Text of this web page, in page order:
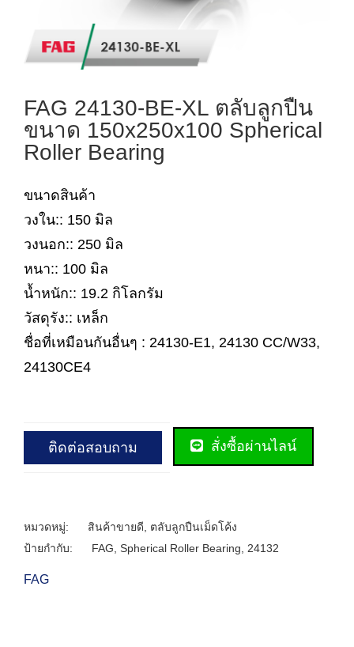
FAG 24130-BE-XL ตลับลูกปืน
ขนาด 150x250x100 Spherical
Roller Bearing
ขนาดสินค้า
วงใน:: 150 มิล
วงนอก:: 250 มิล
หนา:: 100 มิล
น้ำหนัก:: 19.2 กิโลกรัม
วัสดุรัง:: เหล็ก
ชื่อที่เหมือนกันอื่นๆ : 24130-E1, 24130 CC/W33,
24130CE4
ติดต่อสอบถาม สั่งซื้อผ่านไลน์
หมวดหมู่: สินค้าขายดี
ตลับลูกปืนเม็ดโค้ง
ป้ายกำกับ:
FAG Spherical Roller Bearing 24132
FAG